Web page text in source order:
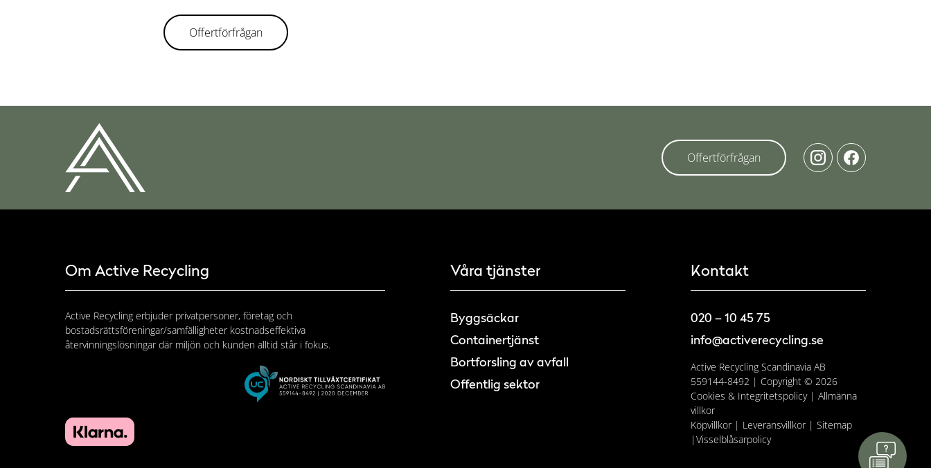
Offertförfrågan
Offertförfrågan
Om Active Recycling
Active Recycling erbjuder privatpersoner, företag och
bostadsrättsföreningar/samfälligheter kostnadseffektiva
återvinningslösningar där miljön och kunden alltid står i fokus.
Våra tjänster
Byggsäckar
Containertjänst
Bortforsling av avfall
Offentlig sektor
Kontakt
020 – 10 45 75
info@activerecycling.se
Active Recycling Scandinavia AB
559144-8492 | Copyright © 2026
Cookies & Integritetspolicy|Allmänna
villkor
Köpvillkor| Leveransvillkor|Sitemap
|Visselblåsarpolicy